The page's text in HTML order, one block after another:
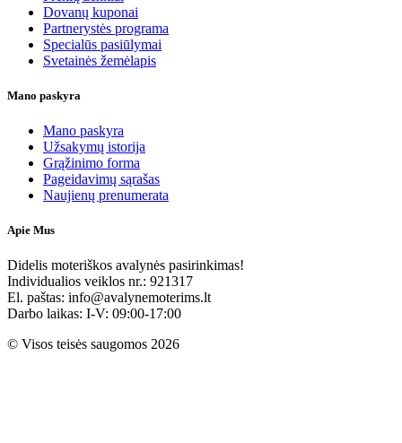
Dovanų kuponai
Partnerystės programa
Specialūs pasiūlymai
Svetainės žemėlapis
Mano paskyra
Mano paskyra
Užsakymų istorija
Grąžinimo forma
Pageidavimų sąrašas
Naujienų prenumerata
Apie Mus
Didelis moteriškos avalynės pasirinkimas!
Individualios veiklos nr.: 921317
El. paštas: info@avalynemoterims.lt
Darbo laikas: I-V: 09:00-17:00
© Visos teisės saugomos 2026